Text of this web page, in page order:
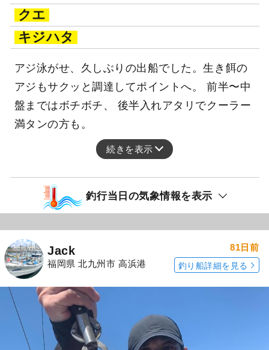
クエ
キジハタ
アジ泳がせ、久しぶりの出船でした。生き餌の
アジもサクッと調達してポイントへ。 前半〜中
盤まではボチボチ、 後半入れアタリでクーラー
満タンの方も。
続きを表示
釣行当日の気象情報を表示
Jack
福岡県 北九州市 高浜港
81日前
釣り船詳細を見る